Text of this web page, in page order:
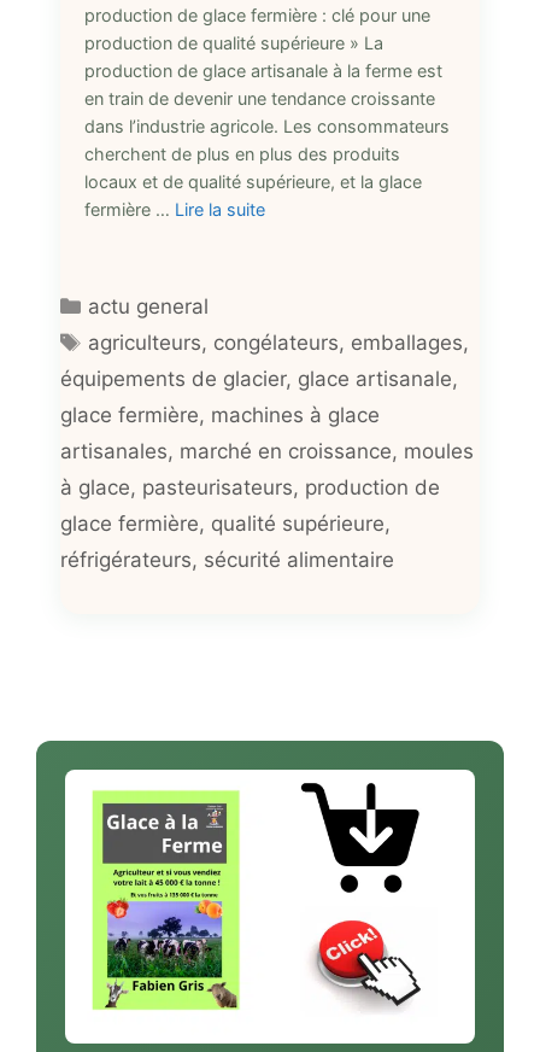
production de glace fermière : clé pour une
production de qualité supérieure » La
production de glace artisanale à la ferme est
en train de devenir une tendance croissante
dans l’industrie agricole. Les consommateurs
cherchent de plus en plus des produits
locaux et de qualité supérieure, et la glace
fermière … Lire la suite
Catégories
actu general
Étiquettes
agriculteurs, congélateurs, emballages,
équipements de glacier, glace artisanale,
glace fermière, machines à glace
artisanales, marché en croissance, moules
à glace, pasteurisateurs, production de
glace fermière, qualité supérieure,
réfrigérateurs, sécurité alimentaire